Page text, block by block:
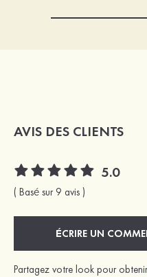
AVIS DES CLIENTS
5.0
( Basé sur 9 avis )
ÉCRIRE UN
Partagez votre look pour